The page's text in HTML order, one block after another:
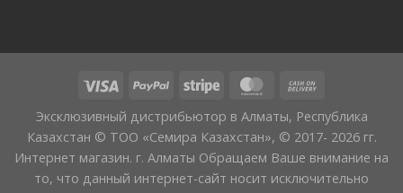
Эксклюзивный дистрибьютор в Алматы, Республика
Казахстан © ТОО «Семира Казахстан», © 2017- 2026 гг.
Интернет магазин. г. Алматы Обращаем Ваше внимание на
то, что данный интернет-сайт носит исключительно